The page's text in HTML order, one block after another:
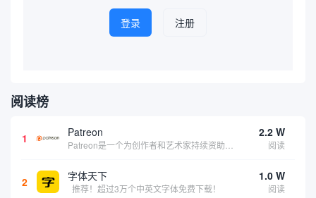
登录 注册
阅读榜
1 Patreon 2.2 W
阅读
2 字体天下
推荐！超过3万个中英文字体免费下载！
1.0 W
阅读